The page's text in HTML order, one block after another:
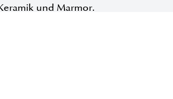
und Marmor.